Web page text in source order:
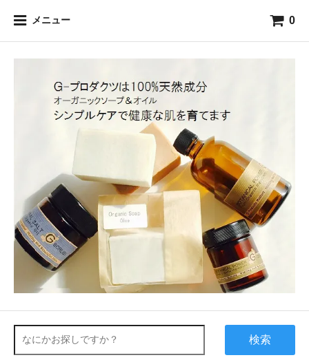
メニュー 0
検索